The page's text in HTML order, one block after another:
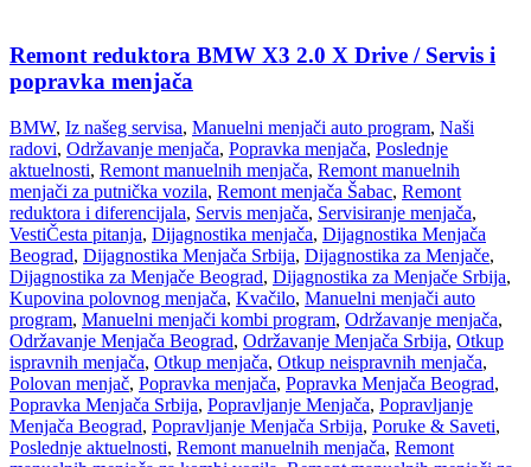
Remont reduktora BMW X3 2.0 X Drive / Servis i
popravka menjača
BMW, Iz našeg servisa, Manuelni menjači auto program, Naši
radovi, Održavanje menjača, Popravka menjača, Poslednje
aktuelnosti, Remont manuelnih menjača, Remont manuelnih
menjači za putnička vozila, Remont menjača Šabac, Remont
reduktora i diferencijala, Servis menjača, Servisiranje menjača,
VestiČesta pitanja, Dijagnostika menjača, Dijagnostika Menjača
Beograd, Dijagnostika Menjača Srbija, Dijagnostika za Menjače,
Dijagnostika za Menjače Beograd, Dijagnostika za Menjače Srbija,
Kupovina polovnog menjača, Kvačilo, Manuelni menjači auto
program, Manuelni menjači kombi program, Održavanje menjača,
Održavanje Menjača Beograd, Održavanje Menjača Srbija, Otkup
ispravnih menjača, Otkup menjača, Otkup neispravnih menjača,
Polovan menjač, Popravka menjača, Popravka Menjača Beograd,
Popravka Menjača Srbija, Popravljanje Menjača, Popravljanje
Menjača Beograd, Popravljanje Menjača Srbija, Poruke & Saveti,
Poslednje aktuelnosti, Remont manuelnih menjača, Remont